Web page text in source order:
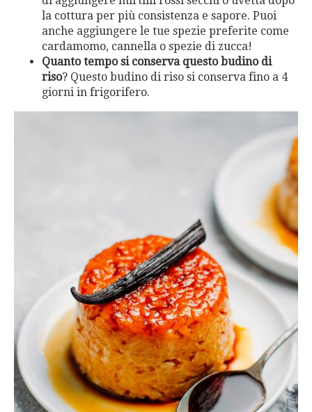
la cottura per più consistenza e sapore. Puoi
anche aggiungere le tue spezie preferite come
cardamomo, cannella o spezie di zucca!
Quanto tempo si conserva questo budino di
riso? Questo budino di riso si conserva fino a 4
giorni in frigorifero.